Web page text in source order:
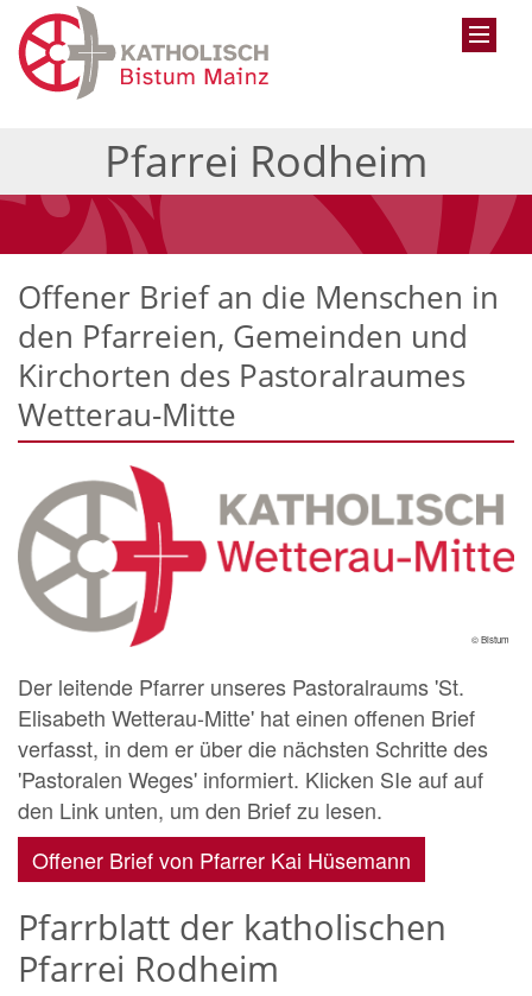
Pfarrei Rodheim
Offener Brief an die Menschen in
den Pfarreien, Gemeinden und
Kirchorten des Pastoralraumes
Wetterau-Mitte
© Bistum
Der leitende Pfarrer unseres Pastoralraums 'St.
Elisabeth Wetterau-Mitte' hat einen offenen Brief
verfasst, in dem er über die nächsten Schritte des
'Pastoralen Weges' informiert. Klicken SIe auf auf
den Link unten, um den Brief zu lesen.
Offener Brief von Pfarrer Kai Hüsemann
Pfarrblatt der katholischen
Pfarrei Rodheim